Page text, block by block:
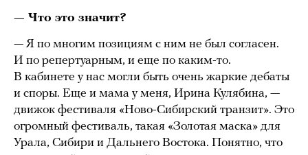
— Что это значит?
— Я по многим позициям с ним не был согласен.
И по репертуарным, и еще по каким-то.
В кабинете у нас могли быть очень жаркие дебаты
и споры. Еще и мама у меня, Ирина Кулябина, —
движок фестиваля «Ново-Сибирский транзит». Это
огромный фестиваль, такая «Золотая маска» для
Урала, Сибири и Дальнего Востока. Понятно, что